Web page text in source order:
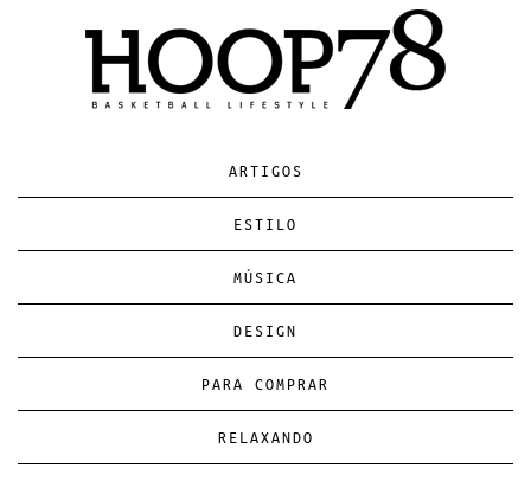
ARTIGOS
ESTILO
MÚSICA
DESIGN
PARA COMPRAR
RELAXANDO